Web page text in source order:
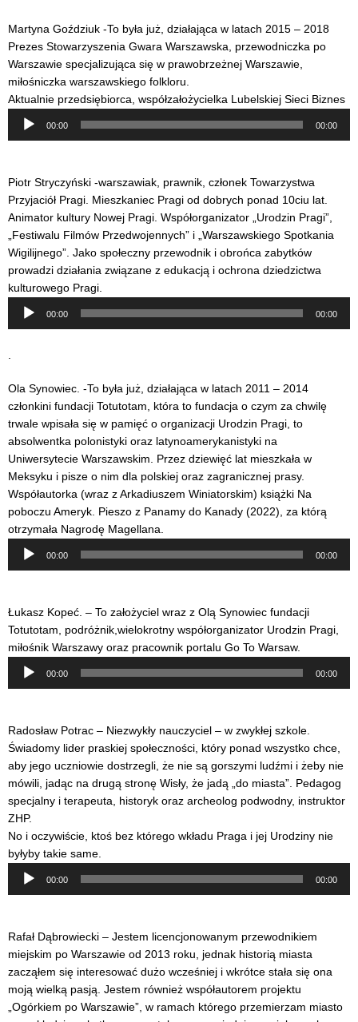
Martyna Goździuk -To była już, działająca w latach 2015 – 2018
Prezes Stowarzyszenia Gwara Warszawska, przewodniczka po
Warszawie specjalizująca się w prawobrzeżnej Warszawie,
miłośniczka warszawskiego folkloru.
Aktualnie przedsiębiorca, współzałożycielka Lubelskiej Sieci Biznes
Odtwarzacz
plików
00:00 00:00
Piotr Stryczyński -warszawiak, prawnik, członek Towarzystwa
Przyjaciół Pragi. Mieszkaniec Pragi od dobrych ponad 10ciu lat.
Animator kultury Nowej Pragi. Współorganizator „Urodzin Pragi”,
„Festiwalu Filmów Przedwojennych” i „Warszawskiego Spotkania
Wigilijnego”. Jako społeczny przewodnik i obrońca zabytków
prowadzi działania związane z edukacją i ochrona dziedzictwa
kulturowego Pragi.
Odtwarzacz
plików
00:00 00:00
Ola Synowiec. -To była już, działająca w latach 2011 – 2014
członkini fundacji Totutotam, która to fundacja o czym za chwilę
trwale wpisała się w pamięć o organizacji Urodzin Pragi, to
absolwentka polonistyki oraz latynoamerykanistyki na
Uniwersytecie Warszawskim. Przez dziewięć lat mieszkała w
Meksyku i pisze o nim dla polskiej oraz zagranicznej prasy.
Współautorka (wraz z Arkadiuszem Winiatorskim) książki Na
poboczu Ameryk. Pieszo z Panamy do Kanady (2022), za którą
otrzymała Nagrodę Magellana.
Odtwarzacz
plików
00:00 00:00
Łukasz Kopeć. – To założyciel wraz z Olą Synowiec fundacji
Totutotam, podróżnik,wielokrotny współorganizator Urodzin Pragi,
miłośnik Warszawy oraz pracownik portalu Go To Warsaw.
Odtwarzacz
plików
00:00 00:00
Radosław Potrac – Niezwykły nauczyciel – w zwykłej szkole.
Świadomy lider praskiej społeczności, który ponad wszystko chce,
aby jego uczniowie dostrzegli, że nie są gorszymi ludźmi i żeby nie
mówili, jadąc na drugą stronę Wisły, że jadą „do miasta”. Pedagog
specjalny i terapeuta, historyk oraz archeolog podwodny, instruktor
ZHP.
No i oczywiście, ktoś bez którego wkładu Praga i jej Urodziny nie
byłyby takie same.
Odtwarzacz
plików
00:00 00:00
Rafał Dąbrowiecki – Jestem licencjonowanym przewodnikiem
miejskim po Warszawie od 2013 roku, jednak historią miasta
zacząłem się interesować dużo wcześniej i wkrótce stała się ona
moją wielką pasją. Jestem również współautorem projektu
„Ogórkiem po Warszawie”, w ramach którego przemierzam miasto